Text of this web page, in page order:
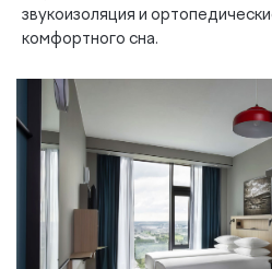
звукоизоляция и
комфортного сна.